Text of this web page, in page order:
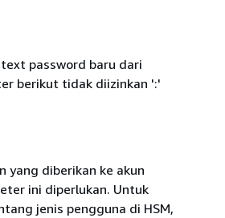
password baru dari
berikut tidak diizinkan ':'
yang diberikan ke akun
ini diperlukan. Untuk
jenis pengguna di HSM,